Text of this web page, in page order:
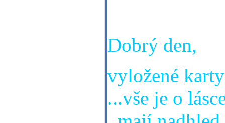
Dobrý den,
vyložené
...vše je o